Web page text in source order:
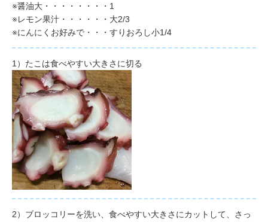
※醤油大・・・・・・・・1
※レモン果汁・・・・・・大2/3
※にんにくお好みで・・・すりおろし小1/4
1） たこは食べやすい大きさに切る
2） ブロッコリーを洗い、食べやすい大きさにカットして、さっ